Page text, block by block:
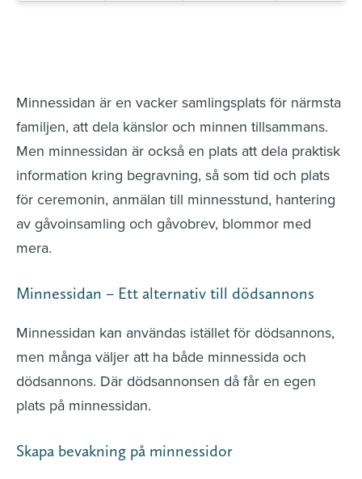
Minnessidan är en vacker samlingsplats för närmsta
familjen, att dela känslor och minnen tillsammans.
Men minnessidan är också en plats att dela praktisk
information kring begravning, så som tid och plats
för ceremonin, anmälan till minnesstund, hantering
av gåvoinsamling och gåvobrev, blommor med
mera.
Minnessidan – Ett alternativ till dödsannons
Minnessidan kan användas istället för dödsannons,
men många väljer att ha både minnessida och
dödsannons. Där dödsannonsen då får en egen
plats på minnessidan.
Skapa bevakning på minnessidor